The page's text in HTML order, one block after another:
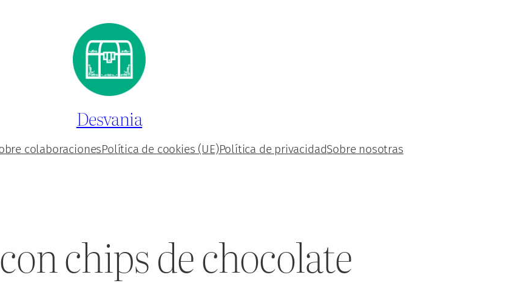
Desvania
colaboracionesPolítica de cookies (UE)Política de privacidadSobre nosotras
chips de chocolate